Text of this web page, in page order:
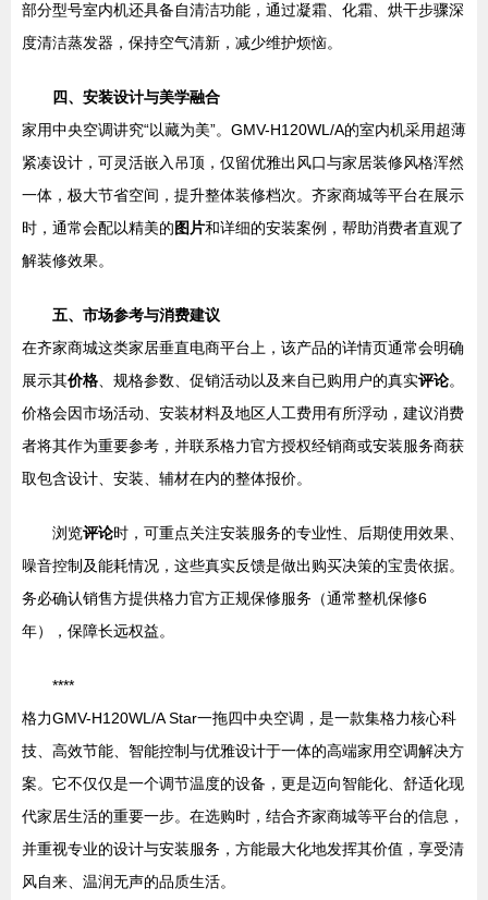
部分型号室内机还具备自清洁功能，通过凝霜、化霜、烘干步骤深
度清洁蒸发器，保持空气清新，减少维护烦恼。
四、安装设计与美学融合
家用中央空调讲究“以藏为美”。GMV-H120WL/A的室内机采用超薄
紧凑设计，可灵活嵌入吊顶，仅留优雅出风口与家居装修风格浑然
一体，极大节省空间，提升整体装修档次。齐家商城等平台在展示
时，通常会配以精美的图片和详细的安装案例，帮助消费者直观了
解装修效果。
五、市场参考与消费建议
在齐家商城这类家居垂直电商平台上，该产品的详情页通常会明确
展示其价格 、规格参数、促销活动以及来自已购用户的真实评论。
价格会因市场活动、安装材料及地区人工费用有所浮动，建议消费
者将其作为重要参考，并联系格力官方授权经销商或安装服务商获
取包含设计、安装、辅材在内的整体报价。
浏览评论时，可重点关注安装服务的专业性、后期使用效果、
噪音控制及能耗情况，这些真实反馈是做出购买决策的宝贵依据。
务必确认销售方提供格力官方正规保修服务（通常整机保修6
年），保障长远权益。
****
格力GMV-H120WL/A Star一拖四中央空调，是一款集格力核心科
技、高效节能、智能控制与优雅设计于一体的高端家用空调解决方
案。它不仅仅是一个调节温度的设备，更是迈向智能化、舒适化现
代家居生活的重要一步。在选购时，结合齐家商城等平台的信息，
并重视专业的设计与安装服务，方能最大化地发挥其价值，享受清
风自来、温润无声的品质生活。